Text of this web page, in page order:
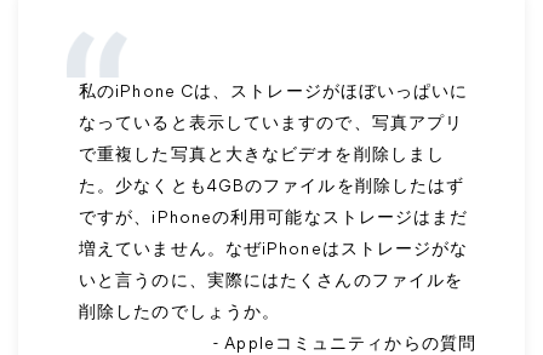
私のiPhone Cは、ストレージがほぼいっぱいに
なっていると表示していますので、写真アプリ
で重複した写真と大きなビデオを削除しまし
た。少なくとも4GBのファイルを削除したはず
ですが、iPhoneの利用可能なストレージはまだ
増えていません。なぜiPhoneはストレージがな
いと言うのに、実際にはたくさんのファイルを
削除したのでしょうか。
- Appleコミュニティからの質問